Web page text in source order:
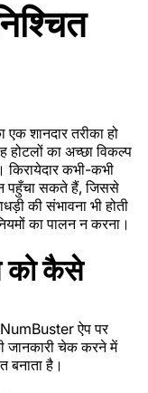
एक शानदार तरीका हो
होटलों का अच्छा विकल्प
कभी-कभी
पहुँचा सकते हैं, जिससे
की संभावना भी होती
का पालन न करना।
को कैसे
NumBuster ऐप पर
जानकारी चेक करने में
बनाता है।